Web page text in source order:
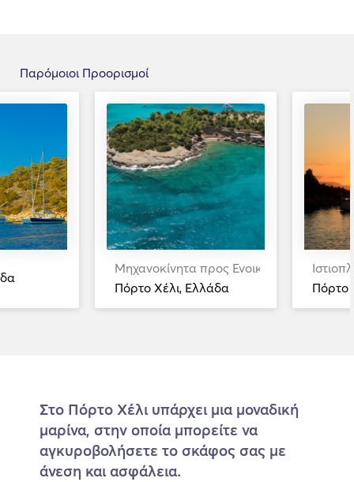
Παρόμοιοι Προορισμοί
Μηχανοκίνητα προς Ενοικίαση
Πόρτο Χέλι, Ελλάδα
Πόρτο
Στο Πόρτο Χέλι υπάρχει μια μοναδική
μαρίνα, στην οποία μπορείτε να
αγκυροβολήσετε το σκάφος σας με
άνεση και ασφάλεια.